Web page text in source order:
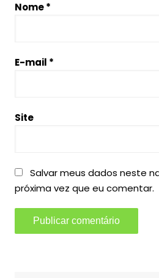
Nome*
E-mail *
Site
Salvar meus dados neste
próxima vez que eu comentar.